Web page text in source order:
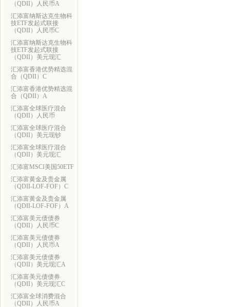
（QDII）人民币A
汇添富纳斯达克生物科
技ETF发起式联接
（QDII）人民币C
汇添富纳斯达克生物科
技ETF发起式联接
（QDII）美元现汇
汇添富香港优势精选混
合（QDII）C
汇添富香港优势精选混
合（QDII）A
汇添富全球医疗混合
（QDII）人民币
汇添富全球医疗混合
（QDII）美元现钞
汇添富全球医疗混合
（QDII）美元现汇
汇添富MSCI美国50ETF
汇添富黄金及贵金属
（QDII-LOF-FOF）C
汇添富黄金及贵金属
（QDII-LOF-FOF）A
汇添富美元债债券
（QDII）人民币C
汇添富美元债债券
（QDII）人民币A
汇添富美元债债券
（QDII）美元现汇A
汇添富美元债债券
（QDII）美元现汇C
汇添富全球消费混合
（QDII）人民币A